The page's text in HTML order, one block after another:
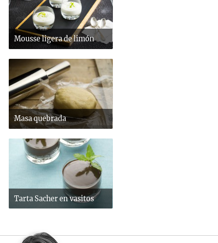
Mousse ligera de limón
Masa quebrada
Tarta Sacher en vasitos